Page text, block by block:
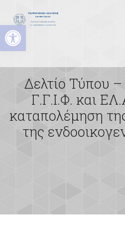
Ανοίξτε τη γραμμή εργαλείων
Δελτίο Τύπου
Γ.Γ.Ι.Φ. και
καταπολέμηση
της